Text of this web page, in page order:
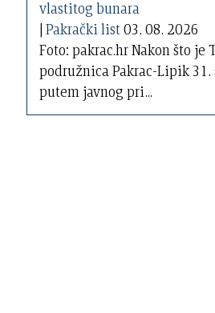
|Pakrački list03. 08. 2026
Foto: pakrac.hr Nakon što je
podružnica Pakrac-Lipik 31.
putem javnog pri...